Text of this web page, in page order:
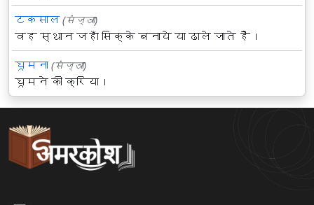
टकसाल (संज्ञा)
वह स्थान जहाँ सिक्के बनाये या ढाले जाते हैं।
घूमना (संज्ञा)
घूमने की क्रिया।